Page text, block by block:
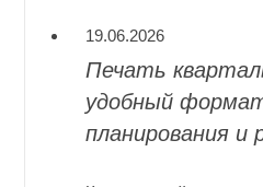
19.06.2026
Печать
удобный
планирования и